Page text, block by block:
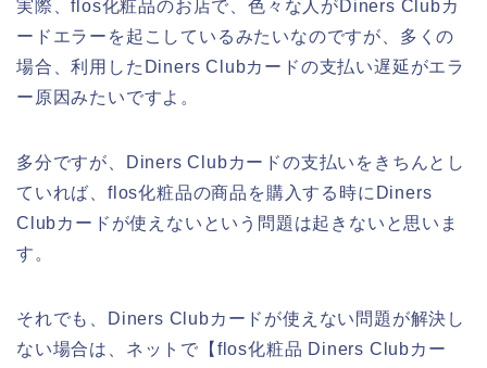
実際、flos化粧品のお店で、色々な人がDiners Clubカ
ードエラーを起こしているみたいなのですが、多くの
場合、利用したDiners Clubカードの支払い遅延がエラ
ー原因みたいですよ。
多分ですが、Diners Clubカードの支払いをきちんとし
ていれば、flos化粧品の商品を購入する時にDiners
Clubカードが使えないという問題は起きないと思いま
す。
それでも、Diners Clubカードが使えない問題が解決し
ない場合は、ネットで【flos化粧品 Diners Clubカー